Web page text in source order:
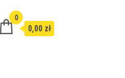
0
0,00 zł